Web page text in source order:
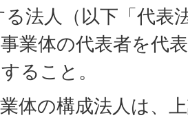
法人（以下「代表
業体の代表者を代
ること。
体の構成法人は、